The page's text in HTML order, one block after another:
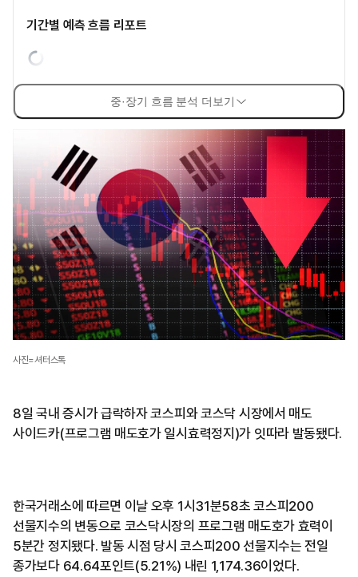
기간별 예측 흐름 리포트
중·장기 흐름 분석 더보기
사진=셔터스톡
8일 국내 증시가 급락하자 코스피와 코스닥 시장에서 매도
사이드카(프로그램 매도호가 일시효력정지)가 잇따라 발동됐다.
한국거래소에 따르면 이날 오후 1시31분58초 코스피200
선물지수의 변동으로 코스닥시장의 프로그램 매도호가 효력이
5분간 정지됐다. 발동 시점 당시 코스피200 선물지수는 전일
종가보다 64.64포인트(5.21%) 내린 1,174.36이었다.